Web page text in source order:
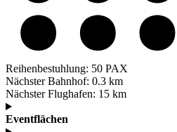
Reihenbestuhlung: 50 PAX
Nächster Bahnhof: 0.3 km
Nächster Flughafen: 15 km
Eventflächen